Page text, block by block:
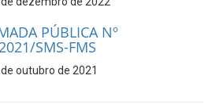
PÚBLICA Nº
SMS-FMS
outubro de 2021